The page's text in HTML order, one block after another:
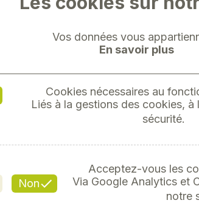
Vos données vous
En savoir plus
Cookies nécessaires au
Liés à la gestions des cookies, à
sécurité.
Non
Acceptez-vous les
Via Google Analytics et
notre